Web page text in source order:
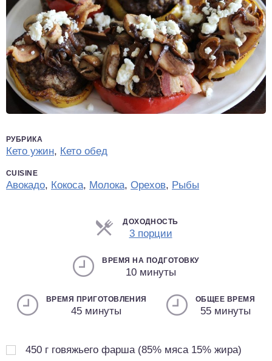
РУБРИКА
Кето ужин, Кето обед
CUISINE
Авокадо, Кокоса, Молока, Орехов, Рыбы
ДОХОДНОСТЬ
3 порцииПорции
ВРЕМЯ НА ПОДГОТОВКУ
10 минуты
ВРЕМЯ ПРИГОТОВЛЕНИЯ
45 минуты
ОБЩЕЕ ВРЕМЯ
55 минуты
450 г говяжьего фарша (85% мяса 15% жира)